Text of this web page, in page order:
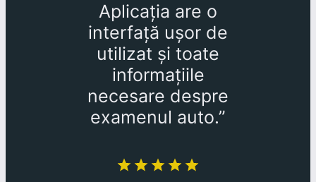
Aplicația are o
interfață ușor de
utilizat și toate
informațiile
necesare despre
examenul auto.”